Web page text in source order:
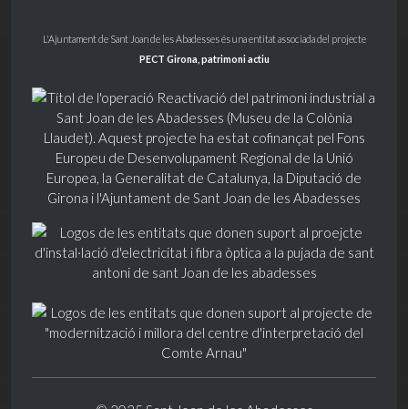
L'Ajuntament de Sant Joan de les Abadesses és una entitat associada del projecte
PECT Girona, patrimoni actiu